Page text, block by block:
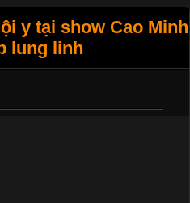
y tại show Cao Minh
lung linh